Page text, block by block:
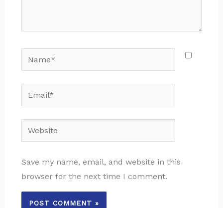
Name*
Email*
Website
Save my name, email, and website in this
browser for the next time I comment.